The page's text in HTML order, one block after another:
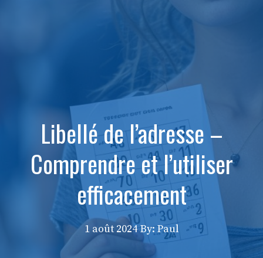
Libellé de l’adresse –
Comprendre et l’utiliser
efficacement
1 août 2024 By: Paul